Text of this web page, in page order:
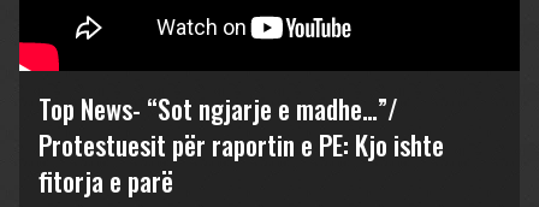
Top News- “Sot ngjarje e madhe…”/
Protestuesit për raportin e PE: Kjo ishte
fitorja e parë